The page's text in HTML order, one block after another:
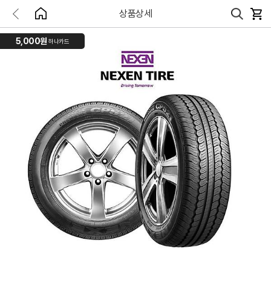
상품상세
5,000원 하나카드